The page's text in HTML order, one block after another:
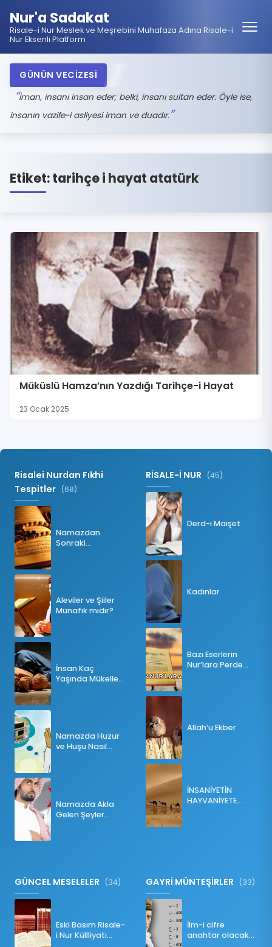
Nur'a Sadakat
Risale-i Nur Meslek ve Meşrebini Muhafaza Adına Risale-i
Nur Eksenli Platform
GÜNÜN VECİZESİ
İman, insanı insan eder; belki, insanı sultan eder. Öyle ise,
insanın vazife-i asliyesi iman ve duadır.
Etiket:tarihçe i hayat atatürk
Müküslü Hamza’nın Yazdığı Tarihçe-i Hayat
23 Ocak 2025
Risalei Nurdan Fıkhi
Tespitler (68)
Namazdan
Sonraki
Aleviler ve Şiiler
Münafık mıdır?
İnsan Kaç
Yaşında Mükellef
Namazda Huzur
ve Huşu Nasıl
Namazda Akla
Gelen Şeyler
RİSALE-İ NUR (45)
Derd-i Maişet
Kadınlar
Bazı Eserlerin
Nur’lara Perde
Allah’u Ekber
İNSANİYETİN
HAYVANİYETE
GÜNCEL MESELELER (34)
Eski Basım Risale-
i Nur Küllliyatı
GAYRİ MÜNTEŞİRLER (33)
İlm-i cifre
anahtar olacak